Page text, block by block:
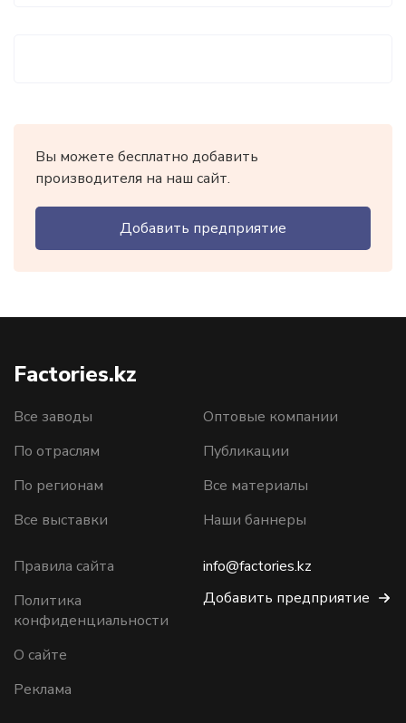
Вы можете бесплатно добавить
производителя на наш сайт.
Добавить предприятие
Factories.kz
Все заводы
По отраслям
По регионам
Все выставки
Оптовые компании
Публикации
Все материалы
Наши баннеры
Правила сайта
Политика
конфиденциальности
О сайте
Реклама
info@factories.kz
Добавить предприятие